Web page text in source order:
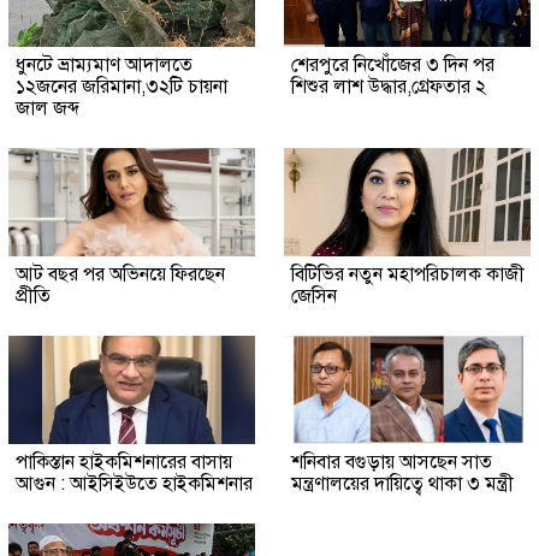
ধুনটে ভ্রাম্যমাণ আদালতে
১২জনের জরিমানা,৩২টি চায়না
জাল জব্দ
শেরপুরে নিখোঁজের ৩ দিন পর
শিশুর লাশ উদ্ধার,গ্রেফতার ২
আট বছর পর অভিনয়ে ফিরছেন
প্রীতি
বিটিভির নতুন মহাপরিচালক কাজী
জেসিন
পাকিস্তান হাইকমিশনারের বাসায়
আগুন : আইসিইউতে হাইকমিশনার
শনিবার বগুড়ায় আসছেন সাত
মন্ত্রণালয়ের দায়িত্বে থাকা ৩ মন্ত্রী